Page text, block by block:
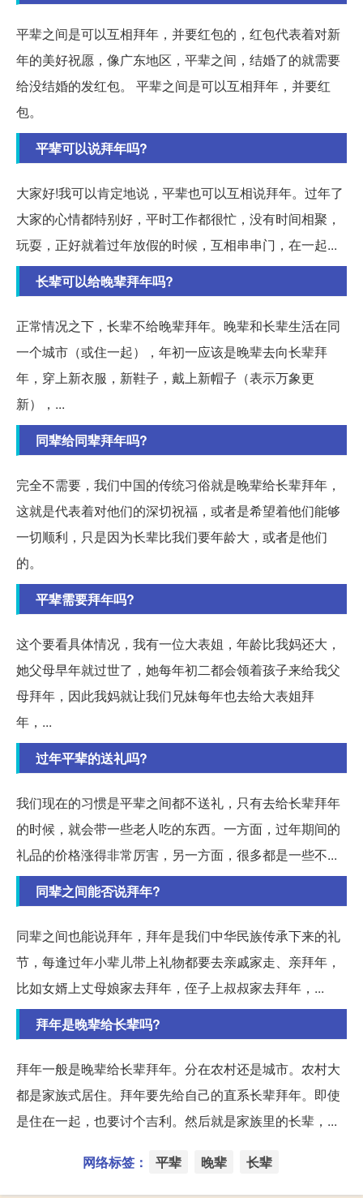
平辈之间是可以互相拜年，并要红包的，红包代表着对新
年的美好祝愿，像广东地区，平辈之间，结婚了的就需要
给没结婚的发红包。 平辈之间是可以互相拜年，并要红
包。
平辈可以说拜年吗?
大家好!我可以肯定地说，平辈也可以互相说拜年。过年了
大家的心情都特别好，平时工作都很忙，没有时间相聚，
玩耍，正好就着过年放假的时候，互相串串门，在一起...
长辈可以给晚辈拜年吗?
正常情况之下，长辈不给晚辈拜年。晚辈和长辈生活在同
一个城市（或住一起），年初一应该是晚辈去向长辈拜
年，穿上新衣服，新鞋子，戴上新帽子（表示万象更
新），...
同辈给同辈拜年吗?
完全不需要，我们中国的传统习俗就是晚辈给长辈拜年，
这就是代表着对他们的深切祝福，或者是希望着他们能够
一切顺利，只是因为长辈比我们要年龄大，或者是他们
的。
平辈需要拜年吗?
这个要看具体情况，我有一位大表姐，年龄比我妈还大，
她父母早年就过世了，她每年初二都会领着孩子来给我父
母拜年，因此我妈就让我们兄妹每年也去给大表姐拜
年，...
过年平辈的送礼吗?
我们现在的习惯是平辈之间都不送礼，只有去给长辈拜年
的时候，就会带一些老人吃的东西。一方面，过年期间的
礼品的价格涨得非常厉害，另一方面，很多都是一些不...
同辈之间能否说拜年?
同辈之间也能说拜年，拜年是我们中华民族传承下来的礼
节，每逢过年小辈儿带上礼物都要去亲戚家走、亲拜年，
比如女婿上丈母娘家去拜年，侄子上叔叔家去拜年，...
拜年是晚辈给长辈吗?
拜年一般是晚辈给长辈拜年。分在农村还是城市。农村大
都是家族式居住。拜年要先给自己的直系长辈拜年。即使
是住在一起，也要讨个吉利。然后就是家族里的长辈，...
网络标签： 平辈 晚辈 长辈